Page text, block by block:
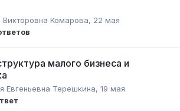
Викторовна Комарова, 22 мая
малого бизнеса и
Евгеньевна Терешкина, 19 мая